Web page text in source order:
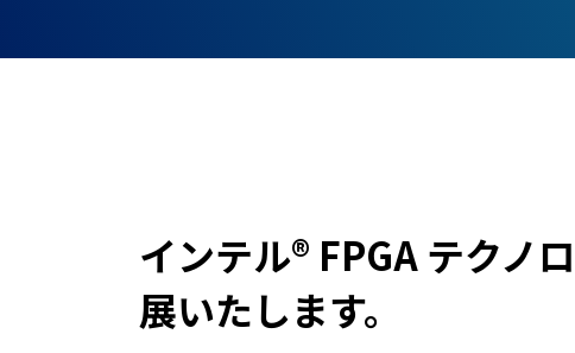
インテル® FPGA テク
展いたします。